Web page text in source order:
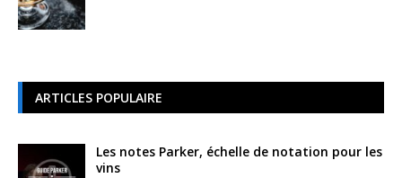
ARTICLES POPULAIRE
Les notes Parker, échelle de notation pour les
vins